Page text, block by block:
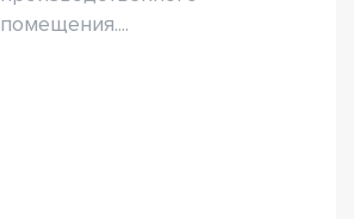
помещения....